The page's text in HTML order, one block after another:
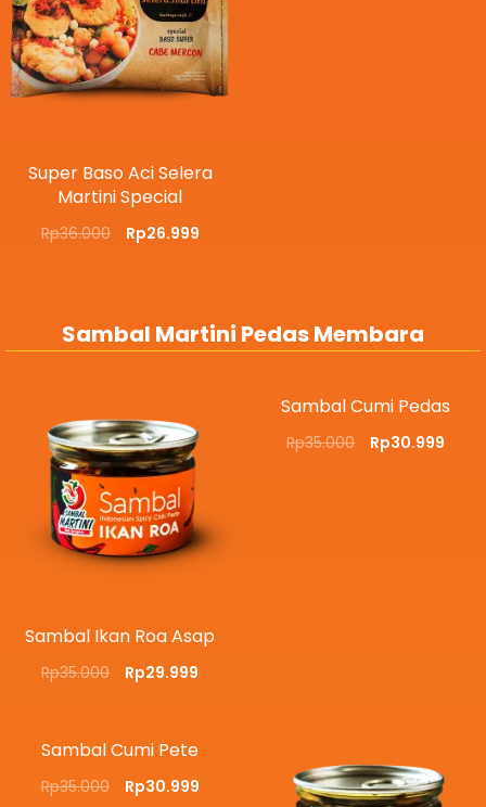
Super Baso Aci Selera
Martini Special
Rp36.000 Rp26.999
Sambal Martini Pedas Membara
Sambal Ikan Roa Asap
Rp35.000 Rp29.999
Sambal Cumi Pedas
Rp35.000 Rp30.999
Sambal Cumi Pete
Rp35.000 Rp30.999